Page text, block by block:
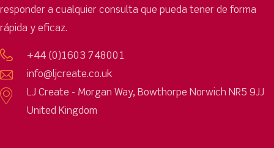
responder a cualquier consulta que pueda tener de forma
rápida y eficaz.
+44 (0)1603 748001
info@ljcreate.co.uk
LJ Create - Morgan Way, Bowthorpe Norwich NR5 9JJ
United Kingdom